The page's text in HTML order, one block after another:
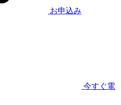
お申込み
今すぐ電